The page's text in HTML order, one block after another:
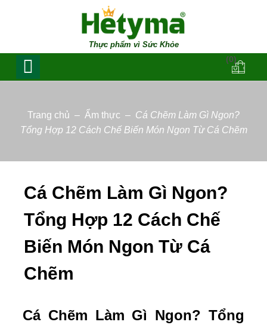
Thực phẩm vì Sức Khỏe
(0)
Trang chủ – Ẩm thực – Cá Chẽm Làm Gì Ngon?
Tổng Hợp 12 Cách Chế Biến Món Ngon Từ Cá Chẽm
Cá Chẽm Làm Gì Ngon?
Tổng Hợp 12 Cách Chế
Biến Món Ngon Từ Cá
Chẽm
Cá Chẽm Làm Gì Ngon? Tổng